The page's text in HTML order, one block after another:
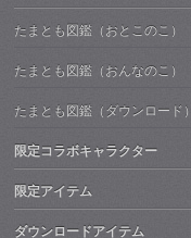
たまとも図鑑（おとこのこ）
たまとも図鑑（おんなのこ）
たまとも図鑑（ダウンロード）
限定コラボキャラクター
限定アイテム
ダウンロードアイテム